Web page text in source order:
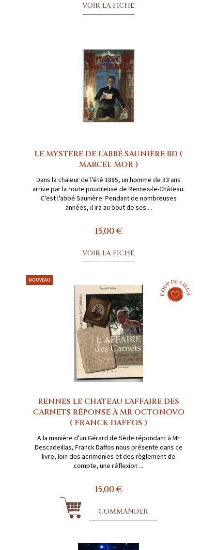
VOIR LA FICHE
LE MYSTÈRE DE L'ABBÉ SAUNIÈRE BD (
MARCEL MOR )
Dans la chaleur de l'été 1885, un homme de 33 ans
arrive par la route poudreuse de Rennes-le-Château.
C'est l'abbé Saunière. Pendant de nombreuses
années, il ira au bout de ses ...
15,00 €
VOIR LA FICHE
NOUVEAU
RENNES LE CHATEAU L'AFFAIRE DES
CARNETS RÉPONSE À MR OCTONOVO
( FRANCK DAFFOS )
A la manière d'un Gérard de Sède répondant à Mr
Descadeillas, Franck Daffos nous présente dans ce
livre, loin des acrimonies et des règlement de
compte, une réflexion ...
15,00 €
COMMANDER